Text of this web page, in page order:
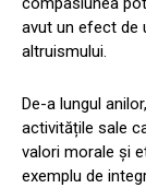
avut un efect de
altruismului.
De-a lungul
activitățile sale
valori morale și
exemplu de